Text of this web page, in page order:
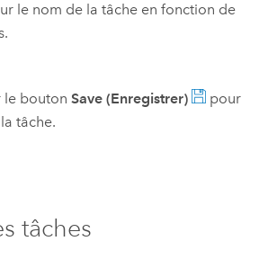
le nom de la tâche en fonction de
le bouton Save (Enregistrer)
pour
tâche.
tâches